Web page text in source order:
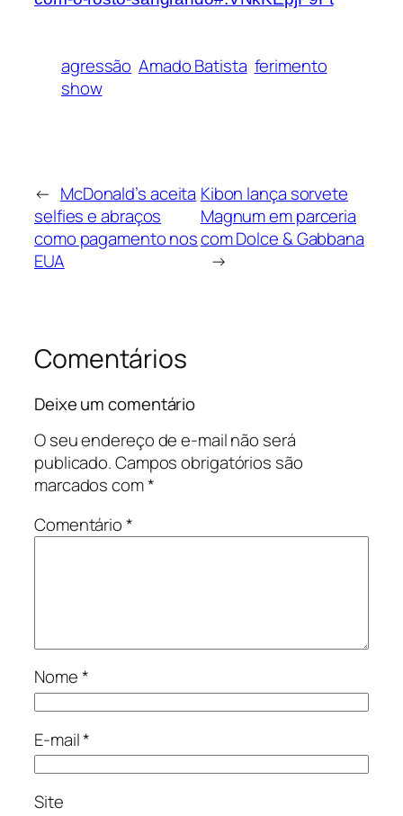
agressão Amado Batista ferimento
show
← McDonald’s aceita
selfies e abraços
como pagamento nos
EUA
Kibon lança sorvete
Magnum em parceria
com Dolce & Gabbana
→
Comentários
Deixe um comentário
O seu endereço de e-mail não será
publicado.Campos obrigatórios são
marcados com*
Comentário*
Nome*
E-mail*
Site